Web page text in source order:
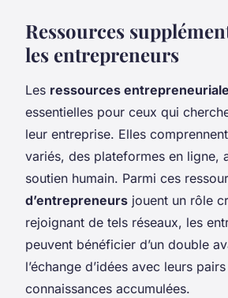
Ressources
les entrepreneurs
Les ressources
essentielles pour ceux qui
leur entreprise. Elles
variés, des plateformes en ligne,
soutien humain. Parmi ces
d’entrepreneurs jouent un rôle
rejoignant de tels réseaux, les
peuvent bénéficier d’un double
l’échange d’idées avec leurs
connaissances accumulées.